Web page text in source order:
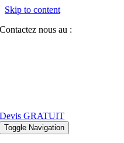
Skip to content
Contactez nous au :
Devis GRATUIT
Toggle Navigation